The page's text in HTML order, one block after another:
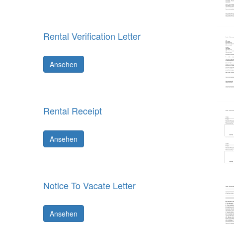
Rental Verification Letter
Ansehen
Rental Receipt
Ansehen
Notice To Vacate Letter
Ansehen